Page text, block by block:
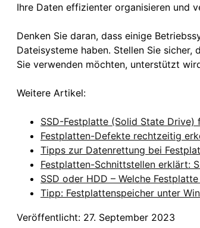
Ihre Daten effizienter organisieren und
Denken Sie daran, dass einige
Dateisysteme haben. Stellen Sie
Sie verwenden möchten, unterstützt
Weitere Artikel:
SSD-Festplatte (Solid State Drive)
Festplatten-Defekte rechtzeitig
Tipps zur Datenrettung bei
Festplatten-Schnittstellen erklärt:
SSD oder HDD – Welche
Tipp: Festplattenspeicher unter
Veröffentlicht: 27. September 2023